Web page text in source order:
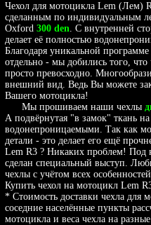
Чехол для мотоцикла Lem (Лем)
сделанным по индивидуальным
Oxford 300 den. С внутренней
делает её полностью
Благодаря уникальной
отдельно - мы добились того,
просто превосходно.
внешний вид. Ведь Вы можете
Вашего мотоцикла!
Мы прошиваем наши чехлы
А подвёрнутая "в замок" ткань
водонепроницаемыми. Так как
детали - это делает его ещё
Lem R3 ? Никаких проблем! Под
сделан специальный выступ.
чехлы с учётом всех
Купить чехол на мотоцикл Lem
* Стоимость доставки чехла для
соседние населённые пункты
мотоцикла и веса чехла на